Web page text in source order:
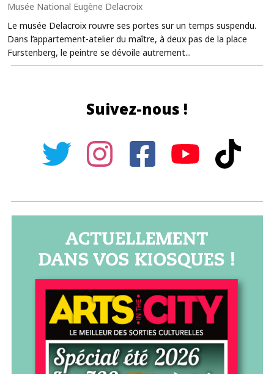
Musée National Eugène Delacroix
Le musée Delacroix rouvre ses portes sur un temps suspendu.
Dans l’appartement-atelier du maître, à deux pas de la place
Furstenberg, le peintre se dévoile autrement...
Suivez-nous !